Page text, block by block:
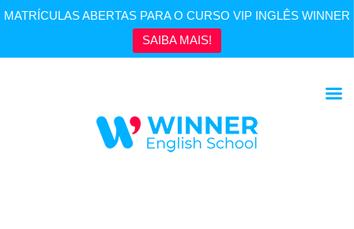
MATRÍCULAS ABERTAS PARA O CURSO VIP INGLÊS WINNER
SAIBA MAIS!